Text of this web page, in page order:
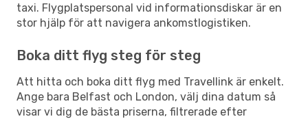
taxi. Flygplatspersonal vid informationsdiskar är en
stor hjälp för att navigera ankomstlogistiken.
Boka ditt flyg steg för steg
Att hitta och boka ditt flyg med Travellink är enkelt.
Ange bara Belfast och London, välj dina datum så
visar vi dig de bästa priserna, filtrerade efter